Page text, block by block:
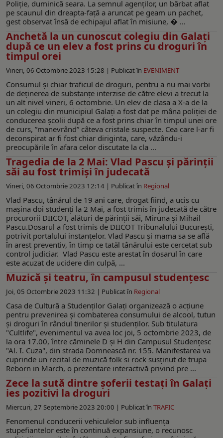
Poliție, duminică seara. La semnul agenților, un bărbat aflat
pe scaunul din dreapta-față a aruncat pe geam un pachet,
gest observat însă de echipajul aflat în misiune, � ...
Anchetă la un cunoscut colegiu din Galați
după ce un elev a fost prins cu droguri în
timpul orei
Vineri, 06 Octombrie 2023 15:28 | Publicat în EVENIMENT
Consumul și chiar traficul de droguri, pentru a nu mai vorbi
de deținerea de substanțe interzise de către elevi a trecut la
un alt nivel vineri, 6 octombrie. Un elev de clasa a X-a de la
un colegiu din municipiul Galați a fost dat pe mâna poliției de
conducerea școlii după ce a fost prins chiar în timpul unei ore
de curs, ”manevrând” câteva cristale suspecte. Cea care l-ar fi
deconspirat ar fi fost chiar diriginta, care, văzându-i
preocupările în afara celor discutate la cla ...
Tragedia de la 2 Mai: Vlad Pascu și părinții
săi au fost trimiși în judecată
Vineri, 06 Octombrie 2023 12:14 | Publicat în Regional
Vlad Pascu, tânărul de 19 ani care, drogat fiind, a ucis cu
mașina doi studenți la 2 Mai, a fost trimis în judecată de către
procurorii DIICOT, alături de părinții săi, Miruna și Mihail
Pascu.Dosarul a fost trimis de DIICOT Tribunalului București,
potrivit portalului instanțelor. Vlad Pascu și mama sa se află
în arest preventiv, în timp ce tatăl tânărului este cercetat sub
control judiciar. Vlad Pascu este arestat în dosarul în care
este acuzat de ucidere din culpă, ...
Muzică şi teatru, în campusul studenţesc
Joi, 05 Octombrie 2023 11:32 | Publicat în Regional
Casa de Cultură a Studenților Galați organizează o acţiune
pentru prevenirea și combaterea consumului de alcool, tutun
şi droguri în rândul tinerilor și studenților. Sub titulatura
"Cultlife", evenimentul va avea loc joi, 5 octombrie 2023, de
la ora 17.00, între căminele D şi H din Campusul Studențesc
"Al. I. Cuza", din strada Domnească nr. 155. Manifestarea va
cuprinde un recital de muzică folk si rock susținut de trupa
Reborn in March, o prezentare interactivă privind pre ...
Zece la sută dintre șoferii testați în Galați
ies pozitivi la droguri
Miercuri, 27 Septembrie 2023 20:00 | Publicat în TRAFIC
Fenomenul conducerii vehiculelor sub influența
stupefiantelor este în continuă expansiune, o recunosc